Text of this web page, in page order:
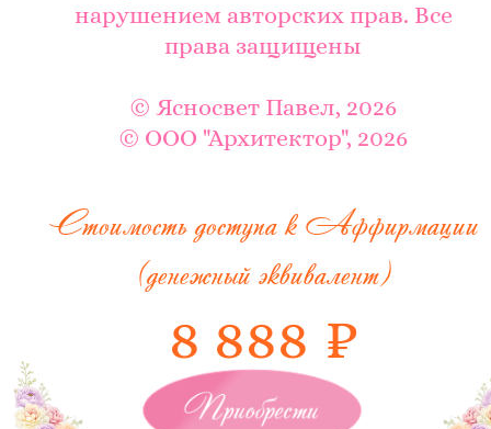
нарушением авторских прав. Все
права защищены
© Ясносвет Павел, 2026
© ООО "Архитектор", 2026
Стоимость доступа к Аффирмации
(денежный эквивалент)
8 888 ₽
Приобрести